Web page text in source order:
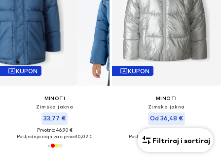
KUPON
MINOTI
Zimska jakna
33,77 €
Prvotno: 46,90 €
Posljednja najniža cijena:30,02 €
KUPON
MINOTI
Zimska jakna
Od 36,48 €
Prvotno: 57,90 €
Posljednja najniža cijena:
Filtriraj i sortiraj